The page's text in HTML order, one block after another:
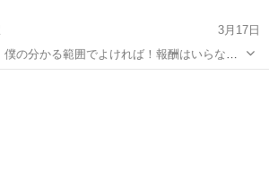
3月17日
の分かる範囲でよければ！報酬はいらな
でいい